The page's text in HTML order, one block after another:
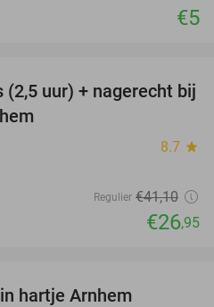
€5
34%
(2,5 uur) + nagerecht bij
8.7 star
Regulier €41,10
€26,95
hartje Arnhem